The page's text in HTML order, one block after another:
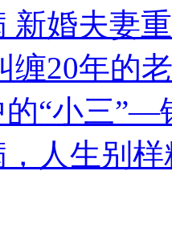
新婚夫妻
缠20年的
的“小三”—
人生别